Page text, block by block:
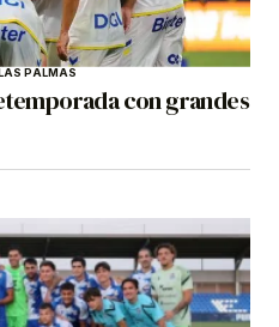
PALMAS
con grandes